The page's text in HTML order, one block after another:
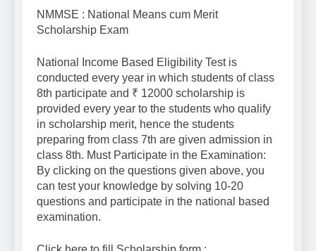
NMMSE : National Means cum Merit
Scholarship Exam
National Income Based Eligibility Test is
conducted every year in which students of class
8th participate and ₹ 12000 scholarship is
provided every year to the students who qualify
in scholarship merit, hence the students
preparing from class 7th are given admission in
class 8th. Must Participate in the Examination:
By clicking on the questions given above, you
can test your knowledge by solving 10-20
questions and participate in the national based
examination.